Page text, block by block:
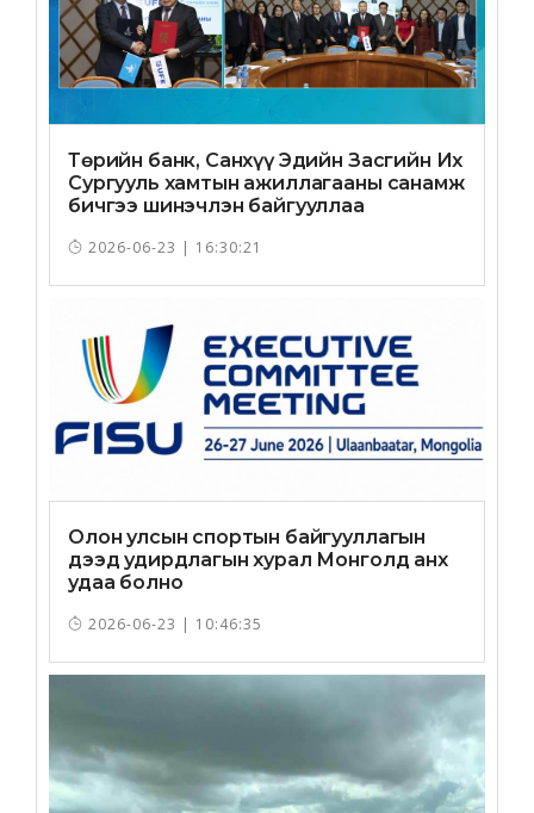
Төрийн банк, Санхүү Эдийн Засгийн Их
Сургууль хамтын ажиллагааны санамж
бичгээ шинэчлэн байгууллаа
2026-06-23 | 16:30:21
Олон улсын спортын байгууллагын
дээд удирдлагын хурал Монголд анх
удаа болно
2026-06-23 | 10:46:35